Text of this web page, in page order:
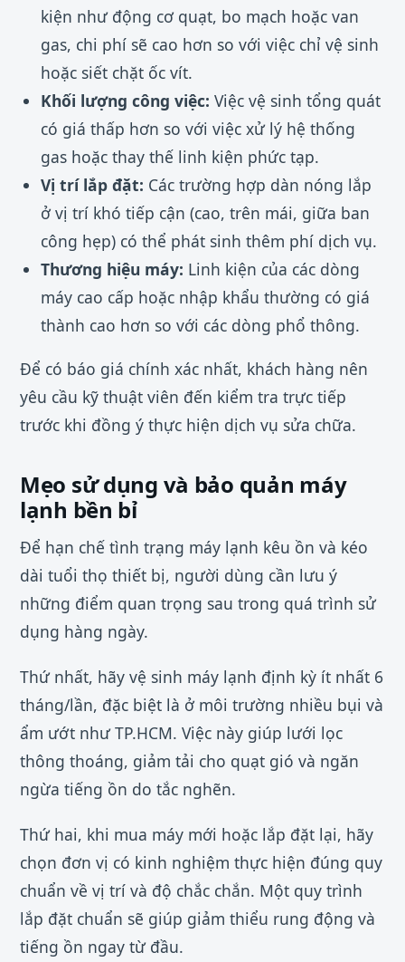
kiện như động cơ quạt, bo mạch hoặc van
gas, chi phí sẽ cao hơn so với việc chỉ vệ sinh
hoặc siết chặt ốc vít.
Khối lượng công việc: Việc vệ sinh tổng quát
có giá thấp hơn so với việc xử lý hệ thống
gas hoặc thay thế linh kiện phức tạp.
Vị trí lắp đặt: Các trường hợp dàn nóng lắp
ở vị trí khó tiếp cận (cao, trên mái, giữa ban
công hẹp) có thể phát sinh thêm phí dịch vụ.
Thương hiệu máy: Linh kiện của các dòng
máy cao cấp hoặc nhập khẩu thường có giá
thành cao hơn so với các dòng phổ thông.
Để có báo giá chính xác nhất, khách hàng nên
yêu cầu kỹ thuật viên đến kiểm tra trực tiếp
trước khi đồng ý thực hiện dịch vụ sửa chữa.
Mẹo sử dụng và bảo quản máy
lạnh bền bỉ
Để hạn chế tình trạng máy lạnh kêu ồn và kéo
dài tuổi thọ thiết bị, người dùng cần lưu ý
những điểm quan trọng sau trong quá trình sử
dụng hàng ngày.
Thứ nhất, hãy vệ sinh máy lạnh định kỳ ít nhất 6
tháng/lần, đặc biệt là ở môi trường nhiều bụi và
ẩm ướt như TP.HCM. Việc này giúp lưới lọc
thông thoáng, giảm tải cho quạt gió và ngăn
ngừa tiếng ồn do tắc nghẽn.
Thứ hai, khi mua máy mới hoặc lắp đặt lại, hãy
chọn đơn vị có kinh nghiệm thực hiện đúng quy
chuẩn về vị trí và độ chắc chắn. Một quy trình
lắp đặt chuẩn sẽ giúp giảm thiểu rung động và
tiếng ồn ngay từ đầu.